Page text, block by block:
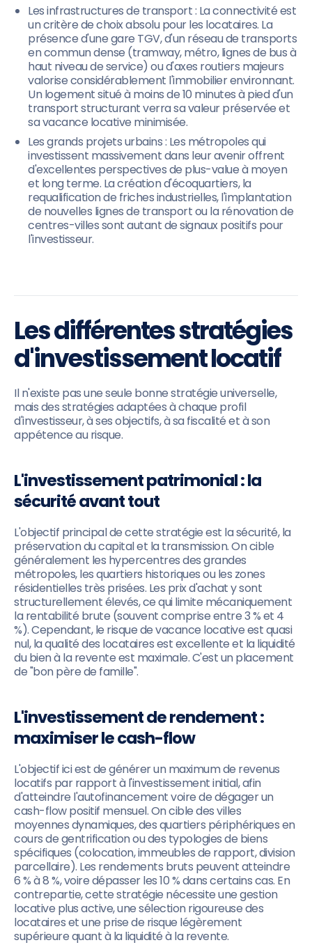
Les infrastructures de transport : La connectivité est
un critère de choix absolu pour les locataires. La
présence d'une gare TGV, d'un réseau de transports
en commun dense (tramway, métro, lignes de bus à
haut niveau de service) ou d'axes routiers majeurs
valorise considérablement l'immobilier environnant.
Un logement situé à moins de 10 minutes à pied d'un
transport structurant verra sa valeur préservée et
sa vacance locative minimisée.
Les grands projets urbains : Les métropoles qui
investissent massivement dans leur avenir offrent
d'excellentes perspectives de plus-value à moyen
et long terme. La création d'écoquartiers, la
requalification de friches industrielles, l'implantation
de nouvelles lignes de transport ou la rénovation de
centres-villes sont autant de signaux positifs pour
l'investisseur.
Les différentes stratégies
d'investissement locatif
Il n'existe pas une seule bonne stratégie universelle,
mais des stratégies adaptées à chaque profil
d'investisseur, à ses objectifs, à sa fiscalité et à son
appétence au risque.
L'investissement patrimonial : la
sécurité avant tout
L'objectif principal de cette stratégie est la sécurité, la
préservation du capital et la transmission. On cible
généralement les hypercentres des grandes
métropoles, les quartiers historiques ou les zones
résidentielles très prisées. Les prix d'achat y sont
structurellement élevés, ce qui limite mécaniquement
la rentabilité brute (souvent comprise entre 3 % et 4
%). Cependant, le risque de vacance locative est quasi
nul, la qualité des locataires est excellente et la liquidité
du bien à la revente est maximale. C'est un placement
de "bon père de famille".
L'investissement de rendement :
maximiser le cash-flow
L'objectif ici est de générer un maximum de revenus
locatifs par rapport à l'investissement initial, afin
d'atteindre l'autofinancement voire de dégager un
cash-flow positif mensuel. On cible des villes
moyennes dynamiques, des quartiers périphériques en
cours de gentrification ou des typologies de biens
spécifiques (colocation, immeubles de rapport, division
parcellaire). Les rendements bruts peuvent atteindre
6 % à 8 %, voire dépasser les 10 % dans certains cas. En
contrepartie, cette stratégie nécessite une gestion
locative plus active, une sélection rigoureuse des
locataires et une prise de risque légèrement
supérieure quant à la liquidité à la revente.